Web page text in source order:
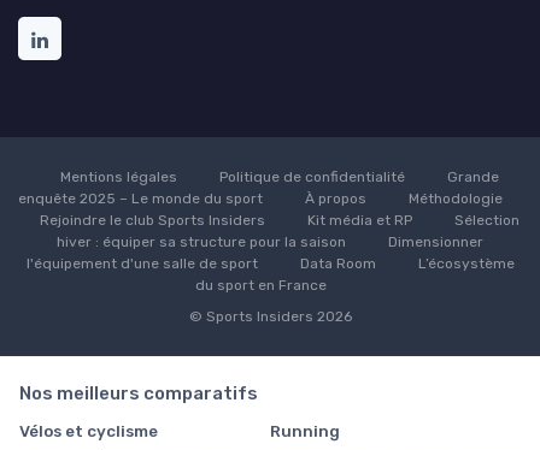
Mentions légales Politique de confidentialité
Grande
enquête 2025 – Le monde du sport
À propos
Méthodologie
Rejoindre le club Sports Insiders
Kit média et RP
Sélection
hiver : équiper sa structure pour la saison
Dimensionner
l'équipement d'une salle de sport
Data Room
L’écosystème
du sport en France
© Sports Insiders 2026
Nos meilleurs comparatifs
Vélos et cyclisme Running